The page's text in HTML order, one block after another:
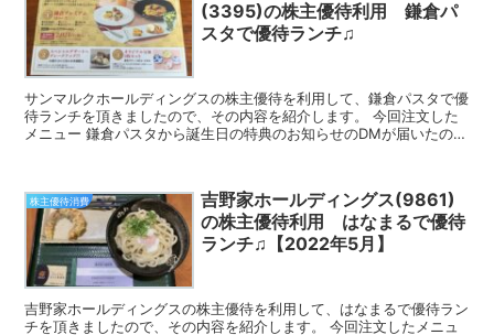
(3395)の株主優待利用 鎌倉パ
スタで優待ランチ♫
サンマルクホールディングスの株主優待を利用して、鎌倉パスタで優
待ランチを頂きましたので、その内容を紹介します。 今回注文した
メニュー 鎌倉パスタから誕生日の特典のお知らせのDMが届いたの
株主優待消費
吉野家ホールディングス(9861)
の株主優待利用 はなまるで優待
ランチ♫【2022年5月】
吉野家ホールディングスの株主優待を利用して、はなまるで優待ラン
チを頂きましたので、その内容を紹介します。 今回注文したメニュ